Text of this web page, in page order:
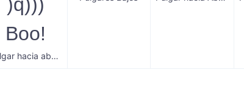
Boo!
Pulgar hacia abajo desaprobador